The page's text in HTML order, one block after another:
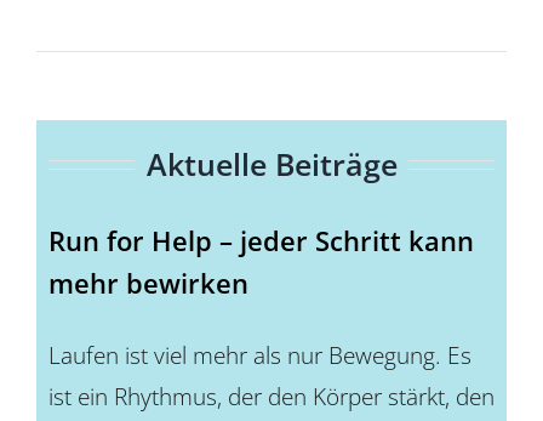
EUTB® Aktuelle Beiträge
Run for Help – jeder Schritt kann
mehr bewirken
Laufen ist viel mehr als nur Bewegung. Es
ist ein Rhythmus, der den Körper stärkt, den